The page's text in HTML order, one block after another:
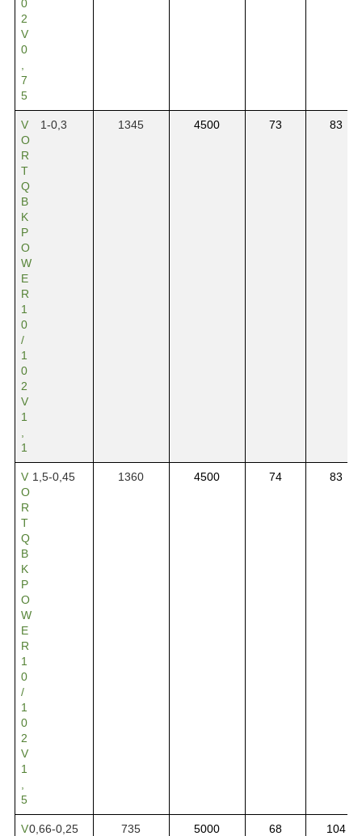
0
2
V
0
7
5
V
O
R
T
Q
B
K
P
O
W
E
R
1
0
/
1
0
2
V
1
1
1-0,3 1345 4500 73 83
V
O
R
T
Q
B
K
P
O
W
E
R
1
0
/
1
0
2
V
1
5
1,5-0,45 1360 4500 74 83
V0,66-0,25 735 5000 68 104